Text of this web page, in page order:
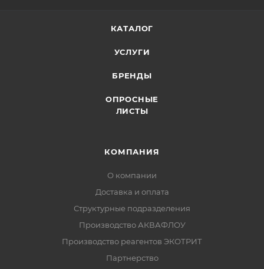
КАТАЛОГ
УСЛУГИ
БРЕНДЫ
ОПРОСНЫЕ
ЛИСТЫ
КОМПАНИЯ
О компании
Доставка и оплата
Структурные подразделения
Производство АКВАФЛОУ
Производство реагентов ЭКОТРИТ
Партнерство